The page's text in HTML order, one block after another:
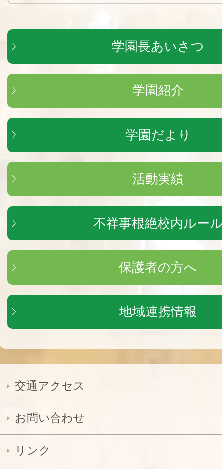
学園長あいさつ
学園紹介
学園だより
活動実績
不祥事根絶校内ルー
保護者の方へ
地域連携情報
交通アクセス
お問い合わせ
リンク